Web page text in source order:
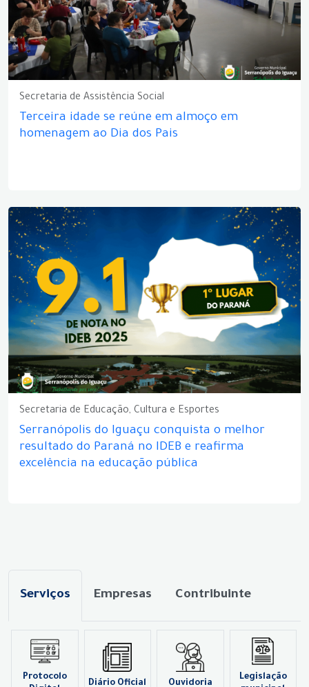
Secretaria de Assistência Social
Terceira idade se reúne em almoço em
homenagem ao Dia dos Pais
Secretaria de Educação, Cultura e Esportes
Serranópolis do Iguaçu conquista o melhor
resultado do Paraná no IDEB e reafirma
excelência na educação pública
Serviços Empresas Contribuinte
Protocolo
Diário Oficial Ouvidoria
Legislação